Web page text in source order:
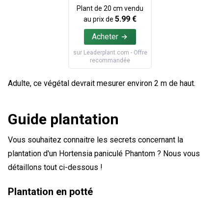
Plant de 20 cm vendu
au prix de 5.99 €
Acheter
sur Leaderplant.com - Offre
recommandée
Adulte, ce végétal devrait mesurer environ 2 m de haut.
Guide plantation
Vous souhaitez connaitre les secrets concernant la
plantation d'un Hortensia paniculé Phantom ? Nous vous
détaillons tout ci-dessous !
Plantation en potté